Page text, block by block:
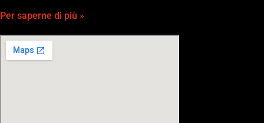
Per saperne di più »